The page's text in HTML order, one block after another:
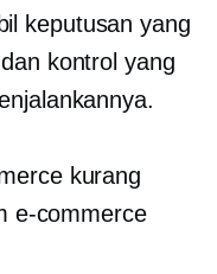
keputusan yang
kontrol yang
kurang
e-commerce